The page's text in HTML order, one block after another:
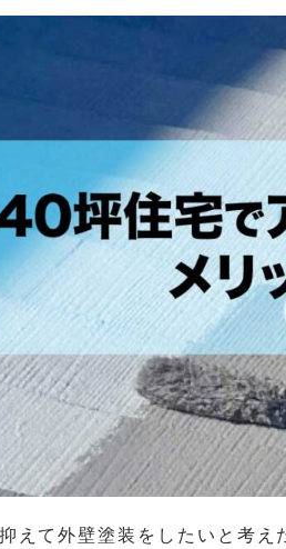
えて外壁塗装をしたいと考